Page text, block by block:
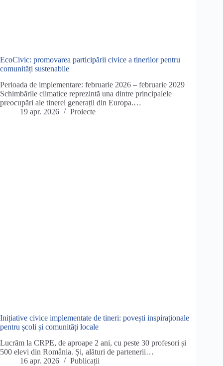
EcoCivic: promovarea participării civice a tinerilor pentru
comunități sustenabile
Perioada de implementare: februarie 2026 – februarie 2029
Schimbările climatice reprezintă una dintre principalele
preocupări ale tinerei generații din Europa.…
19 apr. 2026
Proiecte
Inițiative civice implementate de tineri: povești inspiraționale
pentru școli și comunități locale
Lucrăm la CRPE, de aproape 2 ani, cu peste 30 profesori și
500 elevi din România. Și, alături de partenerii…
16 apr. 2026
Publicații